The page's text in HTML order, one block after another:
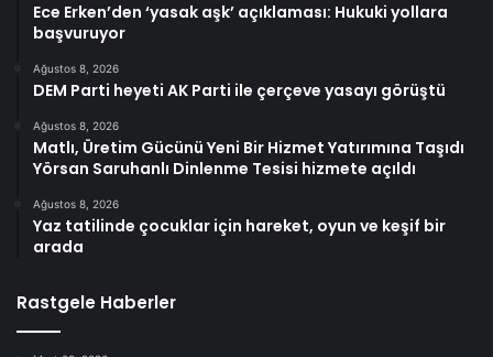
Ece Erken’den ‘yasak aşk’ açıklaması: Hukuki yollara
başvuruyor
Ağustos 8, 2026
DEM Parti heyeti AK Parti ile çerçeve yasayı görüştü
Ağustos 8, 2026
Matlı, Üretim Gücünü Yeni Bir Hizmet Yatırımına Taşıdı
Yörsan Saruhanlı Dinlenme Tesisi hizmete açıldı
Ağustos 8, 2026
Yaz tatilinde çocuklar için hareket, oyun ve keşif bir
arada
Rastgele Haberler